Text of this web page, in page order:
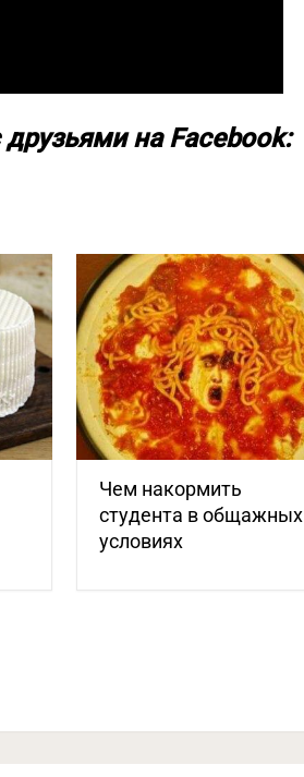
на Facebook:
Чем накормить
студента в общажных
условиях